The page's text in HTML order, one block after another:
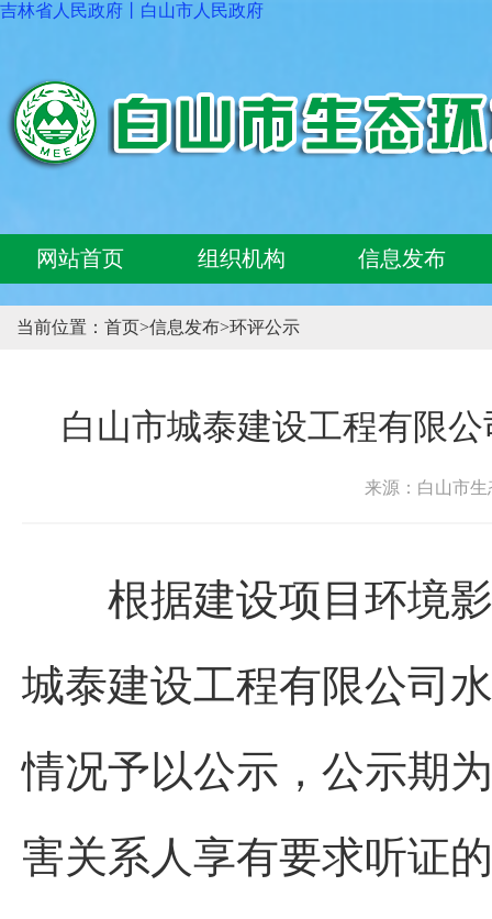
吉林省人民政府 白山市人民政府
网站首页 组织机构 信息发布
当前位置： 首页>信息发布>环评公示
白山市城泰建设工程有限
来源：白山市
根据建设项目环境影
城泰建设工程有限公司
情况予以公示，公示期
害关系人享有要求听证